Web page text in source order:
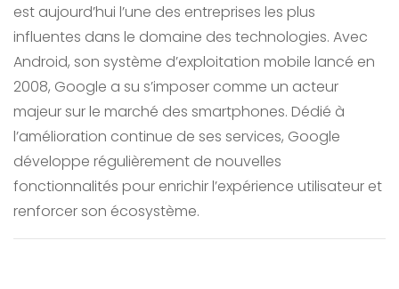
est aujourd’hui l’une des entreprises les plus
influentes dans le domaine des technologies. Avec
Android, son système d’exploitation mobile lancé en
2008, Google a su s’imposer comme un acteur
majeur sur le marché des smartphones. Dédié à
l’amélioration continue de ses services, Google
développe régulièrement de nouvelles
fonctionnalités pour enrichir l’expérience utilisateur et
renforcer son écosystème.